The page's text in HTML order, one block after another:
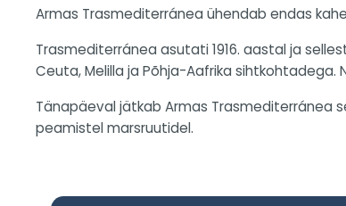
Armas Trasmediterránea ühendab endas
Trasmediterránea asutati 1916. aastal ja
Ceuta, Melilla ja Põhja-Aafrika sihtkohtadega.
Tänapäeval jätkab Armas Trasmediterránea
peamistel marsruutidel.